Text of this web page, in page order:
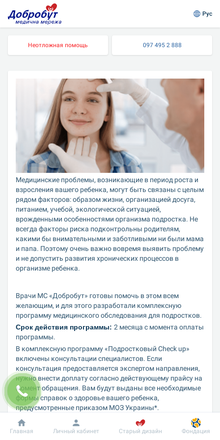
Рус
Неотложная помощь 097 495 2 888
Медицинские проблемы, возникающие в период роста и
взросления вашего ребенка, могут быть связаны с целым
рядом факторов: образом жизни, организацией досуга,
питанием, учебой, экологической ситуацией,
врожденными особенностями организма подростка. Не
всегда факторы риска подконтрольны родителям,
какими бы внимательными и заботливыми ни были мама
и папа. Поэтому очень важно вовремя выявить проблему
и не допустить развития хронических процессов в
организме ребенка.
Врачи МС «Добробут» готовы помочь в этом всем
желающим, и для этого разработали комплексную
программу медицинского обследования для подростков.
Срок действия программы: 2 месяца с момента оплаты
программы.
В комплексную программу «Подростковый Check up»
включены консультации специалистов. Если
консультация предоставляется экспертом направления,
нужно внести доплату согласно действующему прайсу на
момент обращения. Вам будут выданы все необходимые
формы справок о здоровье вашего ребенка,
предусмотренные приказом МОЗ Украины*.
Преимущества программы:
Главная Личный кабинет Старый дизайн Фондация